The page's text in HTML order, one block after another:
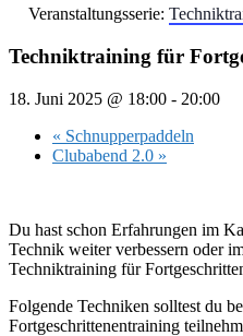
Veranstaltungsserie:
Techniktraining für
18. Juni 2025 @ 18:00 - 20:00
« Schnupperpaddeln
Clubabend 2.0 »
Du hast schon Erfahrungen im
Technik weiter verbessern oder
Techniktraining für
Folgende Techniken solltest du
Fortgeschrittenentraining